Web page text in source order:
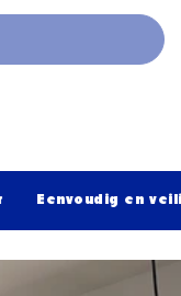
Eenvoudig en